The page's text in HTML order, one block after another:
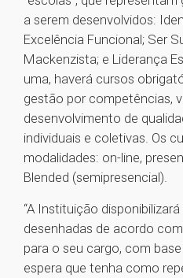
a serem desenvolvidos:
Excelência Funcional; Ser
Mackenzista; e Liderança
uma, haverá cursos
gestão por competências,
desenvolvimento de
individuais e coletivas. Os
modalidades: on-line,
Blended (semipresencial).
“A Instituição
desenhadas de acordo
para o seu cargo, com
espera que tenha como